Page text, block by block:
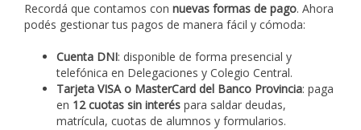
Recordá que contamos con nuevas formas de pago. Ahora
podés gestionar tus pagos de manera fácil y cómoda:
Cuenta DNI: disponible de forma presencial y
telefónica en Delegaciones y Colegio Central.
Tarjeta VISA o MasterCard del Banco Provincia: paga
en 12 cuotas sin interés para saldar deudas,
matrícula, cuotas de alumnos y formularios.